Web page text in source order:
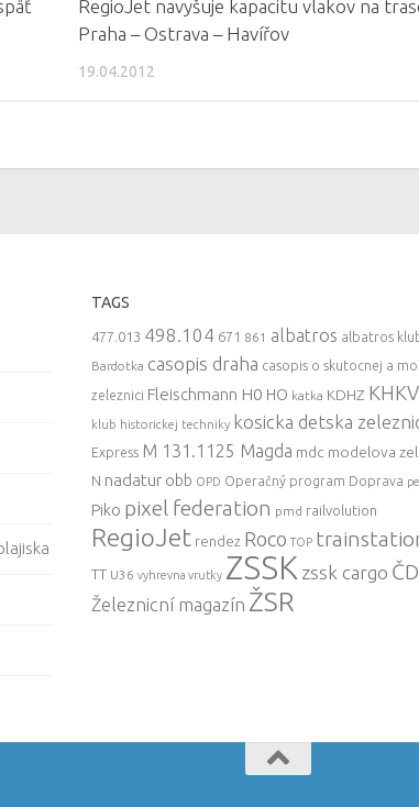
RegioJet navyšuje kapacitu vlakov na
Praha – Ostrava – Havířov
19.04.2012
TAGS
477.013 498.104 671 861 albatros albatros
Bardotka casopis draha casopis o skutocnej a
zeleznici Fleischmann H0 HO katka KDHZ KHKV
klub historickej techniky kosicka detska
Express M 131.1125 Magda mdc modelova
N nadatur obb OPD Operačný program Doprava
Piko pixel federation pmd railvolution
RegioJet rendez Roco TOP
TT U36 vyhrevna vrutky ZSSK zssk cargo ČD
Železnicní magazín ŽSR